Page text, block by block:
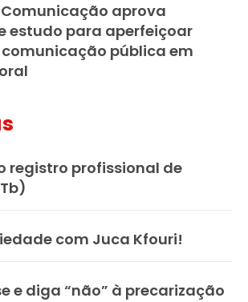
aprova
estudo para aperfeiçoar
pública em
registro profissional de
com Juca Kfouri!
e diga “não” à precarização